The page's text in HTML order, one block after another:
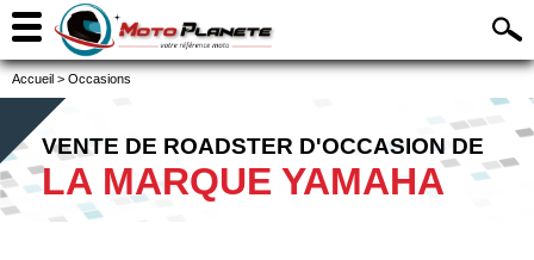
Accueil > Occasions
VENTE DE ROADSTER D'OCCASION DE
LA MARQUE YAMAHA